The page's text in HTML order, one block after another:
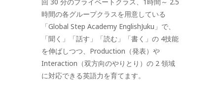
時間の各グループクラスを用意している
「Global Step Academy EnglishJuku」で、
「聞く」「話す」「読む」「書く」の 4技能
を伸ばしつつ、Production（発表）や
Interaction（双方向のやりとり）の 2 領域
に対応できる英語力を育てます。